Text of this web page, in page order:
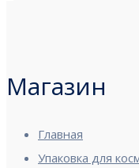
Магазин
Главная
Упаковка для